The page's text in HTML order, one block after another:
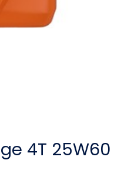
4T 25W60